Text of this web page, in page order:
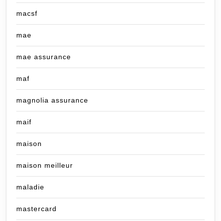
macsf
mae
mae assurance
maf
magnolia assurance
maif
maison
maison meilleur
maladie
mastercard